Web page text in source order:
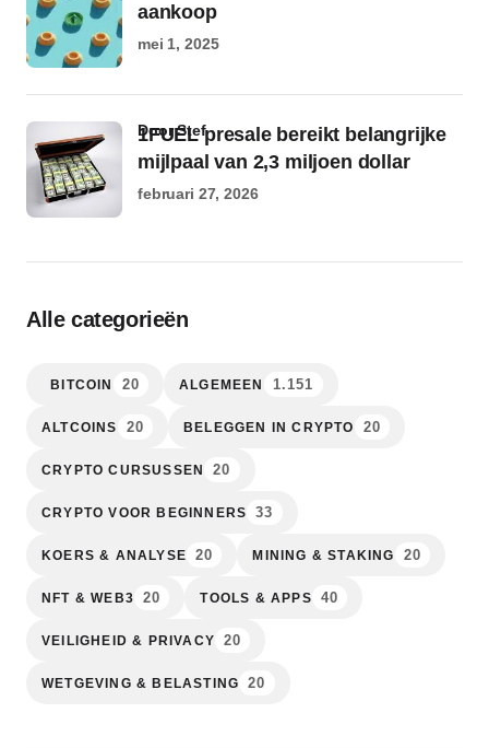
aankoop
mei 1, 2025
1FUEL presale bereikt belangrijke
mijlpaal van 2,3 miljoen dollar
door Stef
februari 27, 2026
Alle categorieën
BITCOIN 20 ALGEMEEN 1.151
ALTCOINS 20 BELEGGEN IN CRYPTO 20
CRYPTO CURSUSSEN 20
CRYPTO VOOR BEGINNERS 33
KOERS & ANALYSE 20 MINING & STAKING 20
NFT & WEB3 20 TOOLS & APPS 40
VEILIGHEID & PRIVACY 20
WETGEVING & BELASTING 20